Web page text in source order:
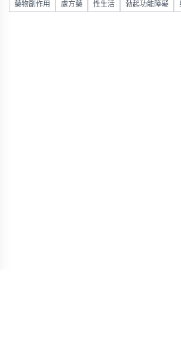
藥物副作用 處方藥 性生活 勃起功能障礙